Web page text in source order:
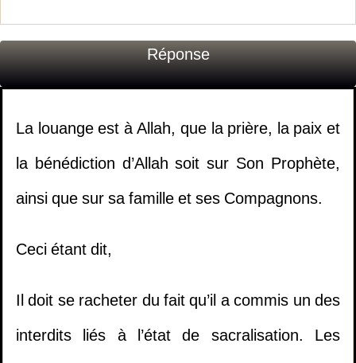
Réponse
La louange est à Allah, que la prière, la paix et
la bénédiction d’Allah soit sur Son Prophète,
ainsi que sur sa famille et ses Compagnons.
Ceci étant dit,
Il doit se racheter du fait qu’il a commis un des
interdits liés à l’état de sacralisation. Les